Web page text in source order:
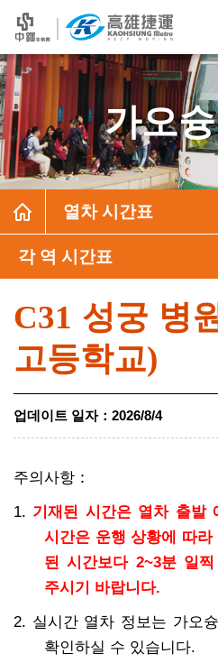
가오
열차 시간표
각 역 시간표
C31 성궁 병
고등학교)
업데이트 일자： 2026/8/4
주의사항：
1. 기재된 시간은 열차 출발
시간은 운행 상황에 따
된 시간보다 2~3분 일
주시기 바랍니다.
2. 실시간 열차 정보는 가오
확인하실 수 있습니다.